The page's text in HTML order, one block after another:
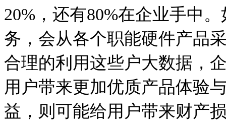
20%，还有80%在企业手中
务，会从各个职能硬件产品
合理的利用这些户大数据，
用户带来更加优质产品体验
益，则可能给用户带来财产